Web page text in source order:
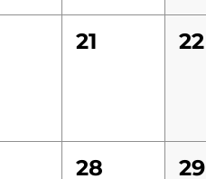
21 22
28 29